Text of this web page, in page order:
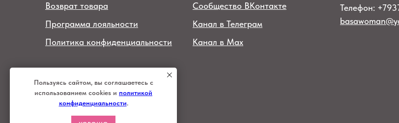
Пользуясь сайтом, вы соглашаетесь с
использованием cookies и политикой
конфиденциальности.
Возврат товара
Программа лояльности
Политика конфиденциальности
Сообщество ВКонтакте
Канал в Телеграм
Канал в Max
Телефон:
женской одежды "Баса Барыня"
ИП Меркулова Ю.В.
ИНН 920152039289